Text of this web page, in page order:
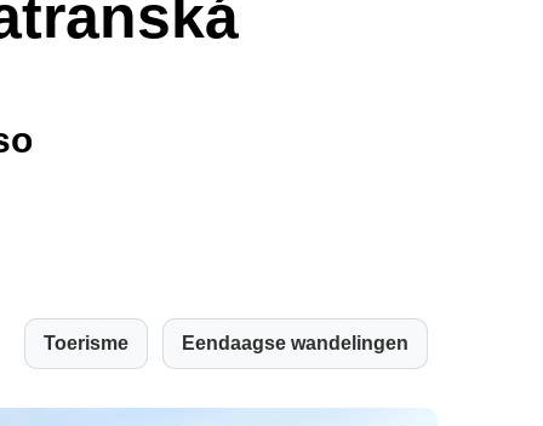
Toerisme Eendaagse wandelingen